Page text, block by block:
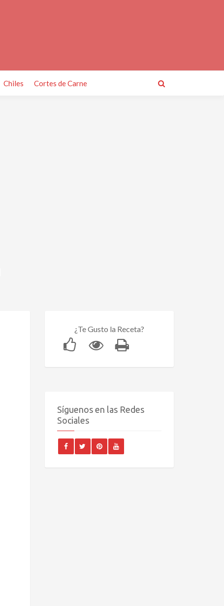
Chiles Cortes de Carne
¿Te Gusto la Receta?
Síguenos en las Redes
Sociales